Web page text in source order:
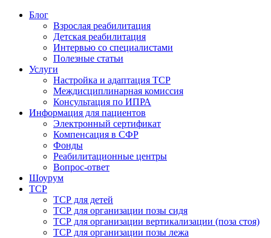
Блог
Взрослая реабилитация
Детская реабилитация
Интервью со специалистами
Полезные статьи
Услуги
Настройка и адаптация ТСР
Междисциплинарная комиссия
Консультация по ИПРА
Информация для пациентов
Электронный сертификат
Компенсация в СФР
Фонды
Реабилитационные центры
Вопрос-ответ
Шоурум
ТСР
ТСР для детей
ТСР для организации позы сидя
ТСР для организации вертикализации (поза стоя)
ТСР для организации позы лежа